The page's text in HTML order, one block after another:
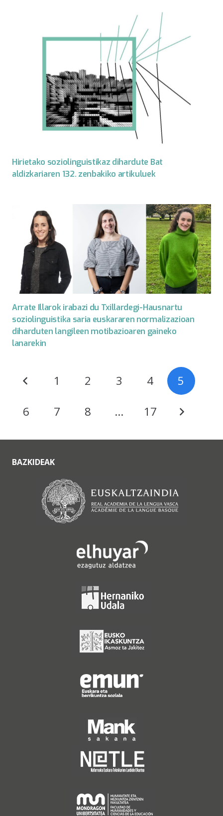
Hirietako soziolinguistikaz dihardute Bat
aldizkariaren 132. zenbakiko artikuluek
Arrate Illarok irabazi du Txillardegi-Hausnartu
soziolinguistika saria euskararen normalizazioan
diharduten langileen motibazioaren gaineko
lanarekin
1 2 3 4 5
6 7 8 … 17
BAZKIDEAK